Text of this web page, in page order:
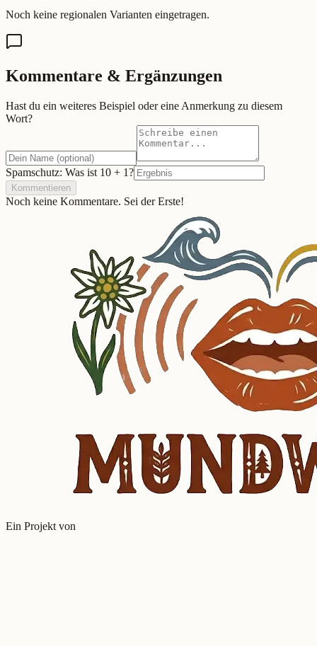
Noch keine regionalen Varianten eingetragen.
Kommentare & Ergänzungen
Hast du ein weiteres Beispiel oder eine Anmerkung zu diesem
Wort?
Spamschutz: Was ist 10 + 1?
Kommentieren
Noch keine Kommentare. Sei der Erste!
Ein Projekt von